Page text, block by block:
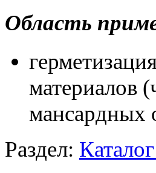
Область
материалов
мансардных
Раздел: